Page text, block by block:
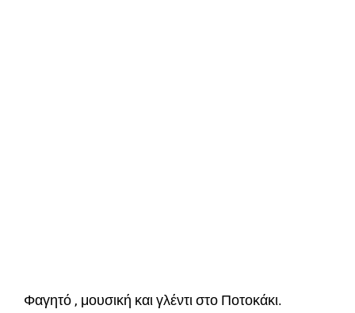
Φαγητό , μουσική και γλέντι στο Ποτοκάκι.